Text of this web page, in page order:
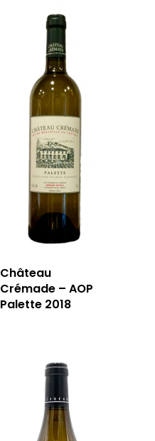
Château
Crémade – AOP
Palette 2018